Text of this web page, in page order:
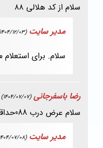
سلام از کد هلالی ۸۸
مدیر سایت (1404/12/03)
سلام. برای
رضا باسفرجانی (1404/07/07)
سلام عرض درب 088حداقل میتونه چقدرباشه.
مدیر سایت (1404/07/08)